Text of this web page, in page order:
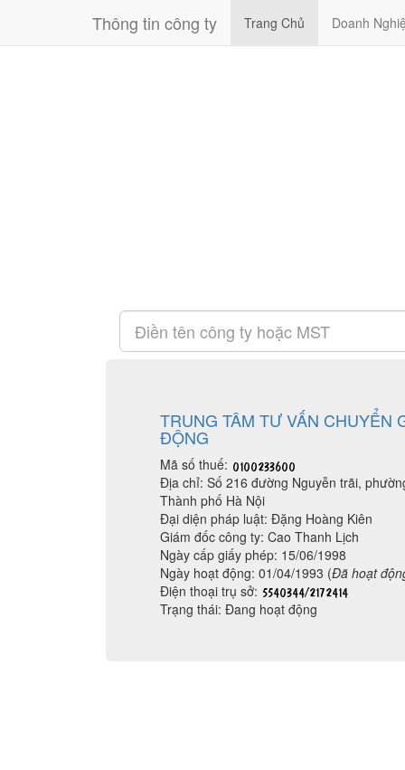
Thông tin công ty Trang Chủ Doanh
TRUNG TÂM TƯ VẤN CHUYỂN
ĐỘNG
Mã số thuế:
Địa chỉ: Số 216 đường Nguyễn trãi,
Thành phố Hà Nội
Đại diện pháp luật: Đặng Hoàng Kiên
Giám đốc công ty: Cao Thanh Lịch
Ngày cấp giấy phép: 15/06/1998
Ngày hoạt động: 01/04/1993 (Đã hoạt
Điện thoại trụ sở:
Trạng thái: Đang hoạt động